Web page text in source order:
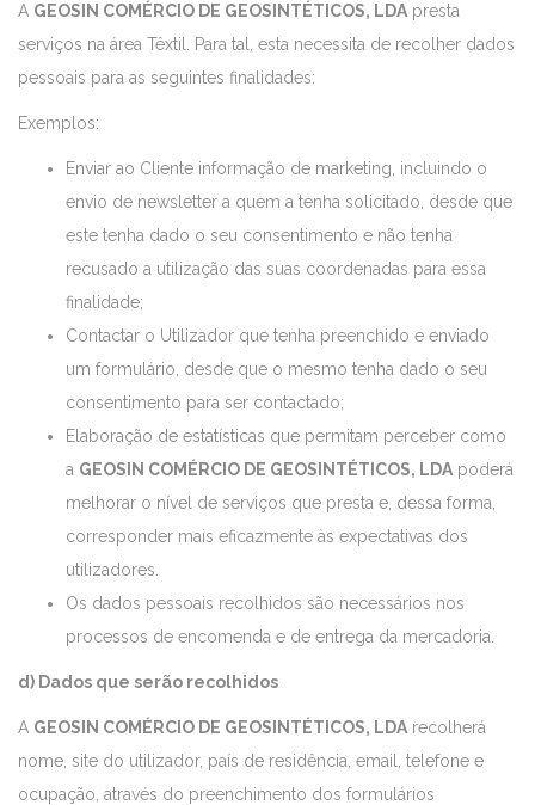
A GEOSIN COMÉRCIO DE GEOSINTÉTICOS, LDA presta
serviços na área Têxtil. Para tal, esta necessita de recolher dados
pessoais para as seguintes finalidades:
Exemplos:
Enviar ao Cliente informação de marketing, incluindo o
envio de newsletter a quem a tenha solicitado, desde que
este tenha dado o seu consentimento e não tenha
recusado a utilização das suas coordenadas para essa
finalidade;
Contactar o Utilizador que tenha preenchido e enviado
um formulário, desde que o mesmo tenha dado o seu
consentimento para ser contactado;
Elaboração de estatísticas que permitam perceber como
a GEOSIN COMÉRCIO DE GEOSINTÉTICOS, LDA poderá
melhorar o nível de serviços que presta e, dessa forma,
corresponder mais eficazmente às expectativas dos
utilizadores.
Os dados pessoais recolhidos são necessários nos
processos de encomenda e de entrega da mercadoria.
d) Dados que serão recolhidos
A GEOSIN COMÉRCIO DE GEOSINTÉTICOS, LDA recolherá
nome, site do utilizador, país de residência, email, telefone e
ocupação, através do preenchimento dos formulários